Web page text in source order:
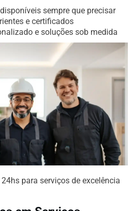
sempre que precisar
e certificados
e soluções sob medida
para serviços de excelência